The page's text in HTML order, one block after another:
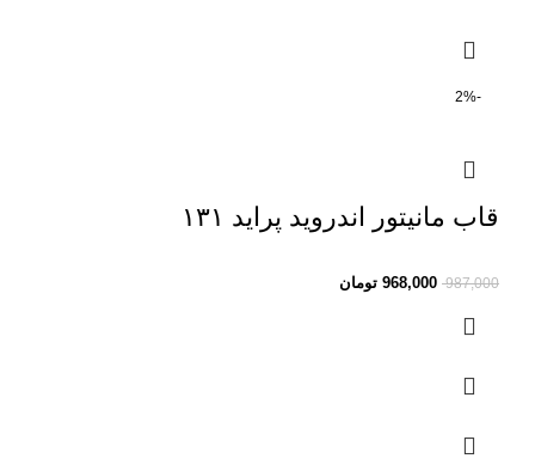
-2%
قاب مانیتور اندروید پراید ۱۳۱
987,000
968,000 تومان